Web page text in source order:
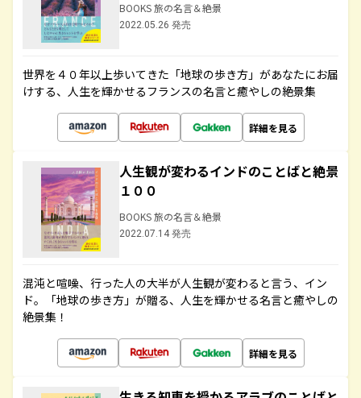
BOOKS 旅の名言＆絶景
2022.05.26 発売
世界を４０年以上歩いてきた「地球の歩き方」があなたにお届
けする、人生を輝かせるフランスの名言と癒やしの絶景集
詳細を見る
人生観が変わるインドのことばと絶景
１００
BOOKS 旅の名言＆絶景
2022.07.14 発売
混沌と喧噪、行った人の大半が人生観が変わると言う、イン
ド。「地球の歩き方」が贈る、人生を輝かせる名言と癒やしの
絶景集！
詳細を見る